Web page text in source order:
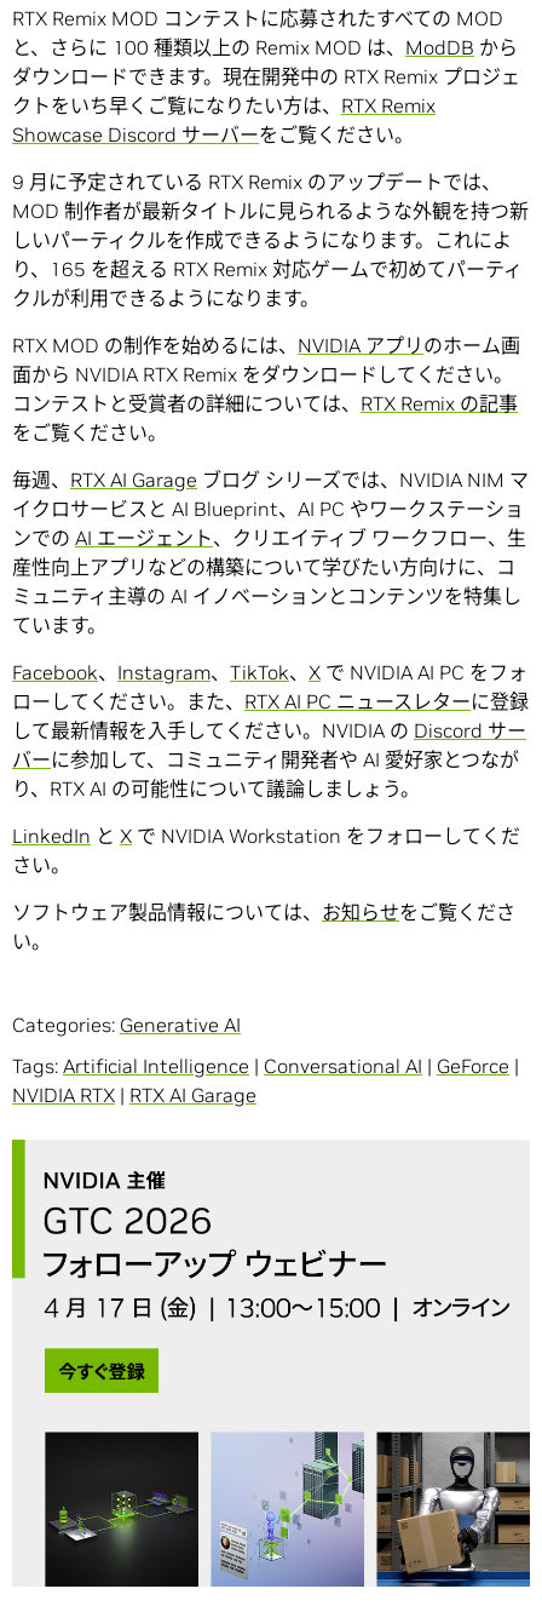
RTX Remix MOD コンテストに応募されたすべての MOD
と、さらに 100 種類以上の Remix MOD は、 ModDB から
ダウンロードできます。現在開発中の RTX Remix プロジェ
クトをいち早くご覧になりたい方は、 RTX Remix
Showcase Discord サーバーをご覧ください。
9 月に予定されている RTX Remix のアップデートでは、
MOD 制作者が最新タイトルに見られるような外観を持つ新
しいパーティクルを作成できるようになります。これによ
り、165 を超える RTX Remix 対応ゲームで初めてパーティ
クルが利用できるようになります。
RTX MOD の制作を始めるには、 NVIDIA アプリ のホーム画
面から NVIDIA RTX Remix をダウンロードしてください。
コンテストと受賞者の詳細については、 RTX Remix の記事
をご覧ください。
毎週、 RTX AI Garage ブログ シリーズでは、NVIDIA NIM マ
イクロサービスと AI Blueprint、AI PC やワークステーショ
ンでの AI エージェント、クリエイティブ ワークフロー、生
産性向上アプリなどの構築について学びたい方向けに、コ
ミュニティ主導の AI イノベーションとコンテンツを特集し
ています。
Facebook、 Instagram、 TikTok、 X で NVIDIA AI PC をフォ
ローしてください。また、 RTX AI PC ニュースレターに登録
して最新情報を入手してください。NVIDIA の Discord サー
バーに参加して、コミュニティ開発者や AI 愛好家とつなが
り、RTX AI の可能性について議論しましょう。
LinkedIn と X で NVIDIA Workstation をフォローしてくだ
さい。
ソフトウェア製品情報については、 お知らせをご覧くださ
い。
Categories: Generative AI
Tags: Artificial Intelligence | Conversational AI | GeForce |
NVIDIA RTX | RTX AI Garage